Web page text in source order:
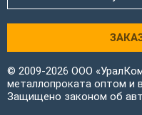
© 2009-2026 ООО
металлопроката оптом и
Защищено законом об